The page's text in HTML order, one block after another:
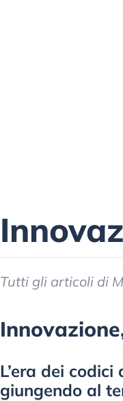
Tutti gli articoli di
L’era dei
giungendo al